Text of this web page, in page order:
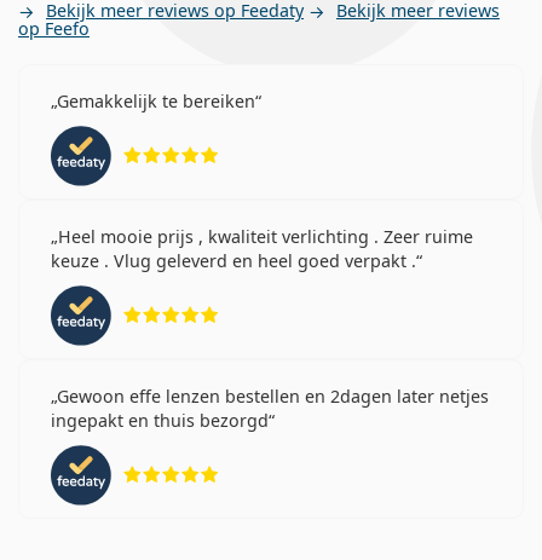
Bekijk meer reviews op Feedaty Bekijk meer reviews
op Feefo
Gemakkelijk te bereiken
Heel mooie prijs , kwaliteit verlichting . Zeer ruime
keuze . Vlug geleverd en heel goed verpakt .
Gewoon effe lenzen bestellen en 2dagen later netjes
ingepakt en thuis bezorgd